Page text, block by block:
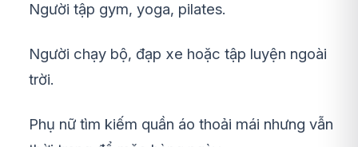
Người tập gym, yoga, pilates.
Người chạy bộ, đạp xe hoặc tập luyện ngoài
trời.
Phụ nữ tìm kiếm quần áo thoải mái nhưng vẫn